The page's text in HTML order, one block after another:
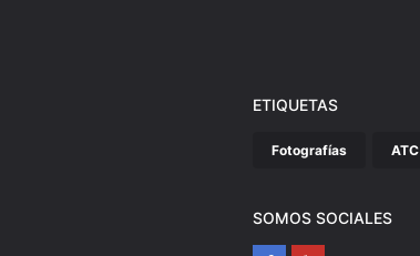
ETIQUETAS
Fotografías ATC
SOMOS SOCIALES